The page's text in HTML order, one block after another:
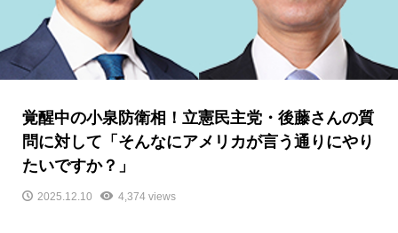
覚醒中の小泉防衛相！立憲民主党・後藤さんの質
問に対して「そんなにアメリカが言う通りにやり
たいですか？」
2025.12.10 4,374 views